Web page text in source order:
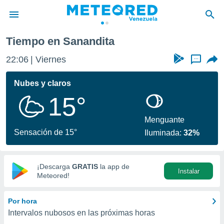
de
ha
calidad.
a este
las
y
digital
basada
Tiempo en Sanandita
22:06 Viernes ...
Nubes y claros
15°
Sensación de 15°
Menguante
Iluminada:32%
¡Descarga GRATIS la app de
Meteored!
Instalar
Por hora
Intervalos nubosos en las próximas horas